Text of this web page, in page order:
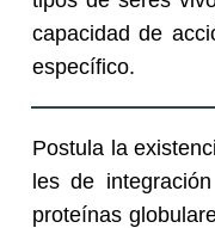
ca­pa­ci­dad de
es­pe­cí­fi­co.
Pos­tu­la la
les de
pro­teí­nas